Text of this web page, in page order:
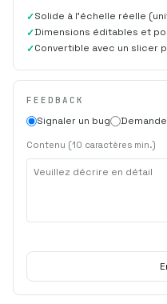
Solide à l'échelle réelle
Dimensions éditables et
Convertible avec un slicer
FEEDBACK
Signaler un bug
Contenu (10 caractères min.)